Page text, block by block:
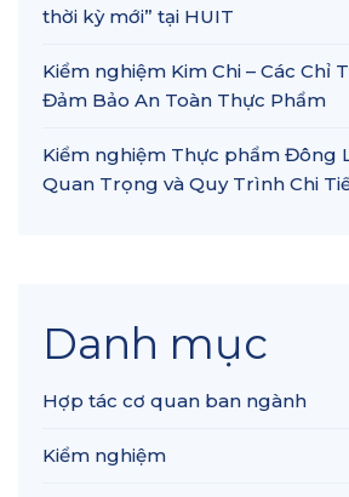
thời kỳ mới” tại HUIT
Kiểm nghiệm Kim Chi – Các Chỉ
Đảm Bảo An Toàn Thực Phẩm
Kiểm nghiệm Thực phẩm Đông
Quan Trọng và Quy Trình Chi
Danh mục
Hợp tác cơ quan ban ngành
Kiểm nghiệm